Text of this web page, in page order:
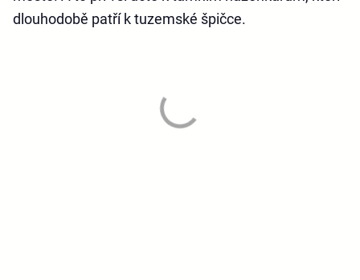
dlouhodobě patří k tuzemské špičce.